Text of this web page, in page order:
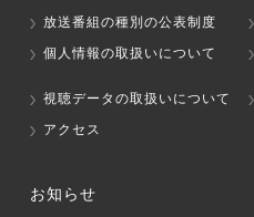
放送番組の種別の公表制度
個人情報の取扱いについて
視聴データの取扱いについて
アクセス
お知らせ